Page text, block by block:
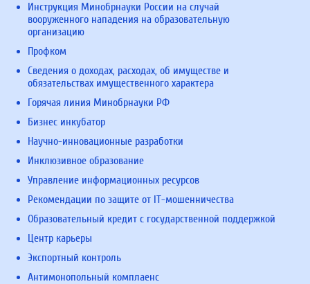
Инструкция Минобрнауки России на случай
вооруженного нападения на образовательную
организацию
Профком
Сведения о доходах, расходах, об имуществе и
обязательствах имущественного характера
Горячая линия Минобрнауки РФ
Бизнес инкубатор
Научно-инновационные разработки
Инклюзивное образование
Управление информационных ресурсов
Рекомендации по защите от IT-мошенничества
Образовательный кредит с государственной поддержкой
Центр карьеры
Экспортный контроль
Антимонопольный комплаенс